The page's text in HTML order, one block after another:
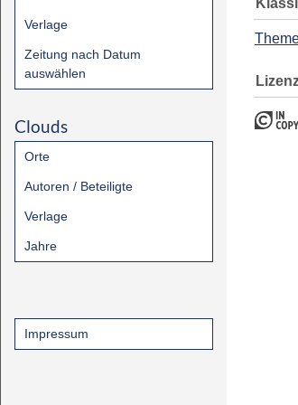
Verlage
Zeitung nach Datum
auswählen
Clouds
Orte
Autoren / Beteiligte
Verlage
Jahre
Impressum